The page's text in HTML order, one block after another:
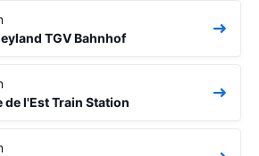
TGV Bahnhof
de l'Est Train Station